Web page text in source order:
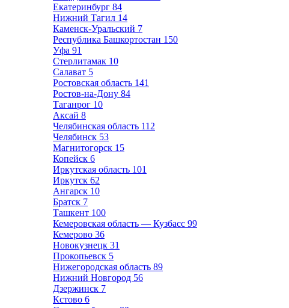
Екатеринбург 84
Нижний Тагил 14
Каменск-Уральский 7
Республика Башкортостан 150
Уфа 91
Стерлитамак 10
Салават 5
Ростовская область 141
Ростов-на-Дону 84
Таганрог 10
Аксай 8
Челябинская область 112
Челябинск 53
Магнитогорск 15
Копейск 6
Иркутская область 101
Иркутск 62
Ангарск 10
Братск 7
Ташкент 100
Кемеровская область — Кузбасс 99
Кемерово 36
Новокузнецк 31
Прокопьевск 5
Нижегородская область 89
Нижний Новгород 56
Дзержинск 7
Кстово 6